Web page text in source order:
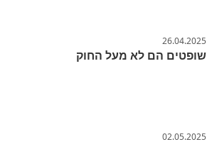
26.04.2025
שופטים הם לא מעל החוק
02.05.2025